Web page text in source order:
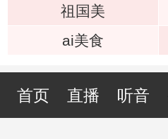
祖国美
ai美食
首页 直播 听音